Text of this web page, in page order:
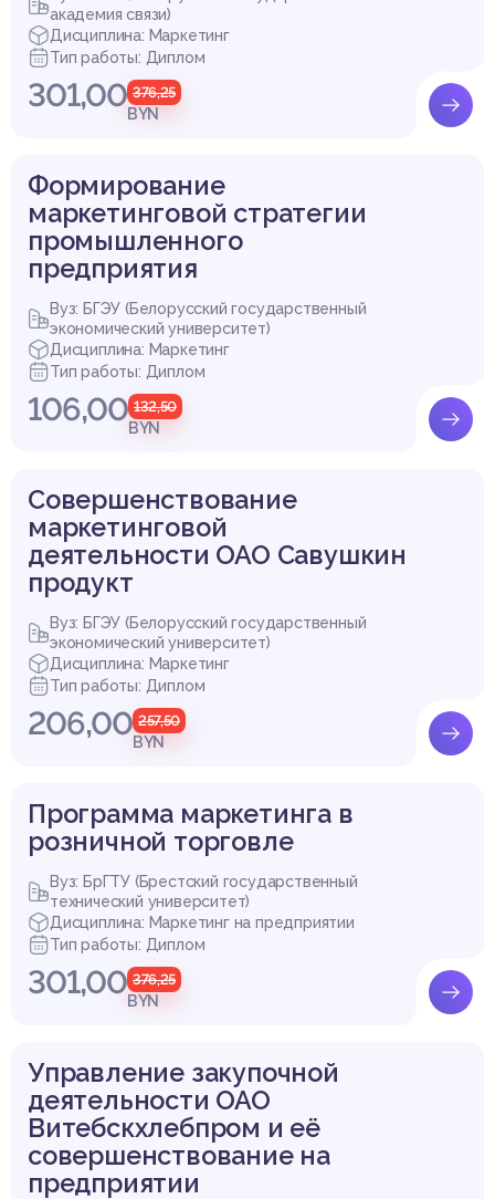
академия связи)
Дисциплина: Маркетинг
Тип работы: Диплом
301,00 376,25
BYN
Формирование
маркетинговой стратегии
промышленного
предприятия
Вуз: БГЭУ (Белорусский государственный
экономический университет)
Дисциплина: Маркетинг
Тип работы: Диплом
106,00 132,50
BYN
Совершенствование
маркетинговой
деятельности ОАО Савушкин
продукт
Вуз: БГЭУ (Белорусский государственный
экономический университет)
Дисциплина: Маркетинг
Тип работы: Диплом
206,00 257,50
BYN
Программа маркетинга в
розничной торговле
Вуз: БрГТУ (Брестский государственный
технический университет)
Дисциплина: Маркетинг на предприятии
Тип работы: Диплом
301,00 376,25
BYN
Управление закупочной
деятельности ОАО
Витебскхлебпром и её
совершенствование на
предприятии